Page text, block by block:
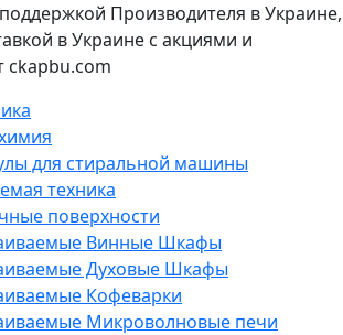
Производителя в Украине,
в Украине с акциями и
ckapbu.com
для стиральной машины
техника
поверхности
Винные Шкафы
Духовые Шкафы
Кофеварки
Микроволновые печи